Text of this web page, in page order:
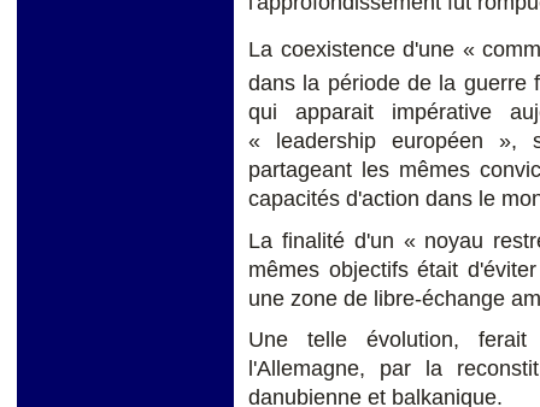
La coexistence d'une «
dans la période de la guerre
qui apparait impérative
« leadership européen »,
partageant les mêmes
capacités d'action dans le
La finalité d'un « noyau
mêmes objectifs était
une zone de libre-échange
Une telle évolution,
l'Allemagne, par la
danubienne et balkanique.